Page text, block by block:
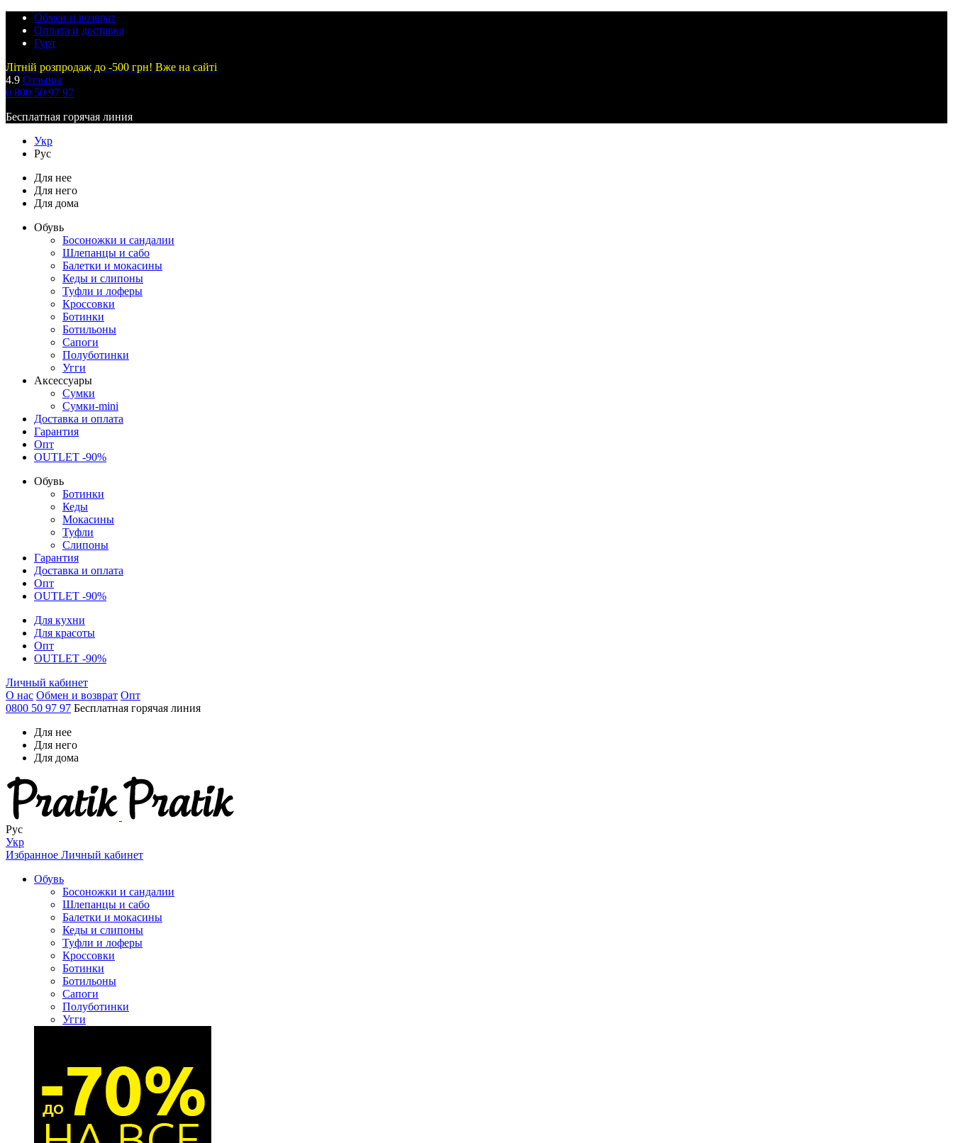
Обмен и возврат
Оплата и доставка
Гурт
Літній розпродаж до -500 грн! Вже на сайті
4.9 Отзывы
0 800 50 97 97
Бесплатная горячая линия
Укр
Рус
Для нее
Для него
Для дома
Обувь
Босоножки и сандалии
Шлепанцы и сабо
Балетки и мокасины
Кеды и слипоны
Туфли и лоферы
Кроссовки
Ботинки
Ботильоны
Сапоги
Полуботинки
Угги
Аксессуары
Сумки
Сумки-mini
Доставка и оплата
Гарантия
Опт
OUTLET -90%
Обувь
Ботинки
Кеды
Мокасины
Туфли
Слипоны
Гарантия
Доставка и оплата
Опт
OUTLET -90%
Для кухни
Для красоты
Опт
OUTLET -90%
Личный кабинет
О нас Обмен и возврат Опт
0800 50 97 97 Бесплатная горячая линия
Для нее
Для него
Для дома
Рус
Укр
Избранное Личный кабинет
Обувь
Босоножки и сандалии
Шлепанцы и сабо
Балетки и мокасины
Кеды и слипоны
Туфли и лоферы
Кроссовки
Ботинки
Ботильоны
Сапоги
Полуботинки
Угги